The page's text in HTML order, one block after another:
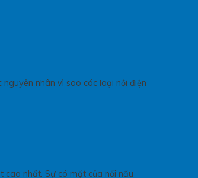
nhân vì sao các loại nồi điện
cao nhất. Sự có mặt của nồi nấu